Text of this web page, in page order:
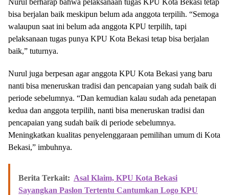
Nurul berharap bahwa pelaksanaan tugas KPU Kota Bekasi tetap
bisa berjalan baik meskipun belum ada anggota terpilih. “Semoga
walaupun saat ini belum ada anggota KPU terpilih, tapi
pelaksanaan tugas punya KPU Kota Bekasi tetap bisa berjalan
baik,” tuturnya.
Nurul juga berpesan agar anggota KPU Kota Bekasi yang baru
nanti bisa meneruskan tradisi dan pencapaian yang sudah baik di
periode sebelumnya. “Dan kemudian kalau sudah ada penetapan
kedua dan anggota terpilih, nanti bisa meneruskan tradisi dan
pencapaian yang sudah baik di periode sebelumnya.
Meningkatkan kualitas penyelenggaraan pemilihan umum di Kota
Bekasi,” imbuhnya.
Berita Terkait: Asal Klaim, KPU Kota Bekasi
Sayangkan Paslon Tertentu Cantumkan Logo KPU